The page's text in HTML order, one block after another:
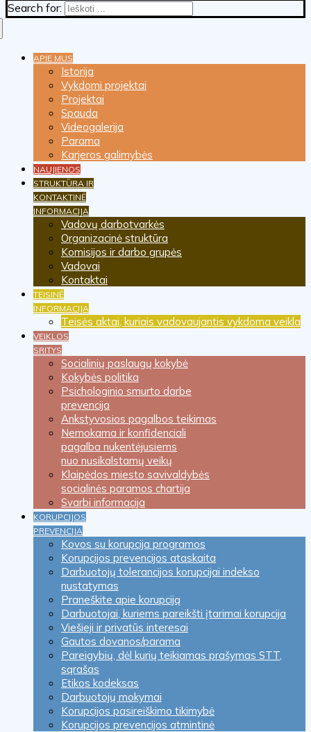
Search for:
APIE MUS
Istorija
Vykdomi projektai
Projektai
Spauda
Videogalerija
Parama
Karjeros galimybės
NAUJIENOS
STRUKTŪRA IR
KONTAKTINĖ
INFORMACIJA
Vadovų darbotvarkės
Organizacinė struktūra
Komisijos ir darbo grupės
Vadovai
Kontaktai
TEISINĖ
INFORMACIJA
Teisės aktai, kuriais vadovaujantis vykdoma veikla
VEIKLOS
SRITYS
Socialinių paslaugų kokybė
Kokybės politika
Psichologinio smurto darbe
prevencija
Ankstyvosios pagalbos teikimas
Nemokama ir konfidenciali
pagalba nukentėjusiems
nuo nusikalstamų veikų
Klaipėdos miesto savivaldybės
socialinės paramos chartija
Svarbi informacija
KORUPCIJOS
PREVENCIJA
Kovos su korupcija programos
Korupcijos prevencijos ataskaita
Darbuotojų tolerancijos korupcijai indekso
nustatymas
Praneškite apie korupciją
Darbuotojai, kuriems pareikšti įtarimai korupcija
Viešieji ir privatūs interesai
Gautos dovanos/parama
Pareigybių, dėl kurių teikiamas prašymas STT,
sąrašas
Etikos kodeksas
Darbuotojų mokymai
Korupcijos pasireiškimo tikimybė
Korupcijos prevencijos atmintinė